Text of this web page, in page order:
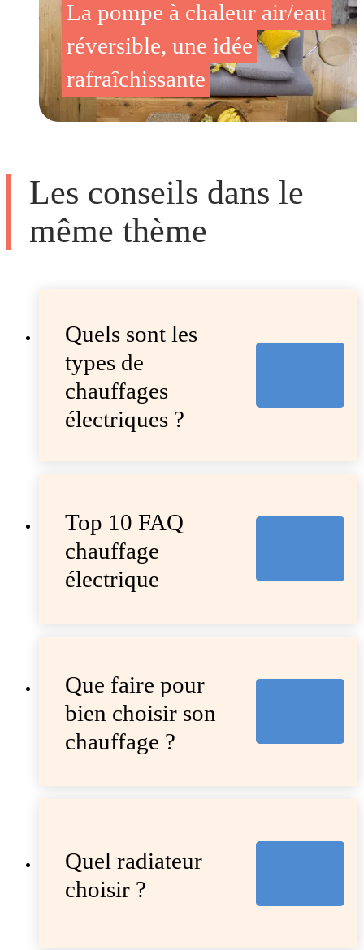
La pompe à chaleur air/eau
réversible, une idée
rafraîchissante
Les conseils dans le
même thème
Quels sont les
types de
chauffages
électriques ?
Top 10 FAQ
chauffage
électrique
Que faire pour
bien choisir son
chauffage ?
Quel radiateur
choisir ?